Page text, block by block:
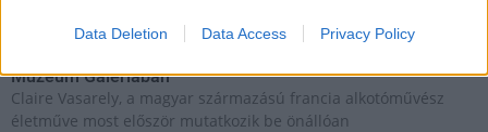
Data Deletion Data Access Privacy Policy
Múzeum Galériában
Claire Vasarely, a magyar származású francia alkotóművész
életműve most először mutatkozik be önállóan